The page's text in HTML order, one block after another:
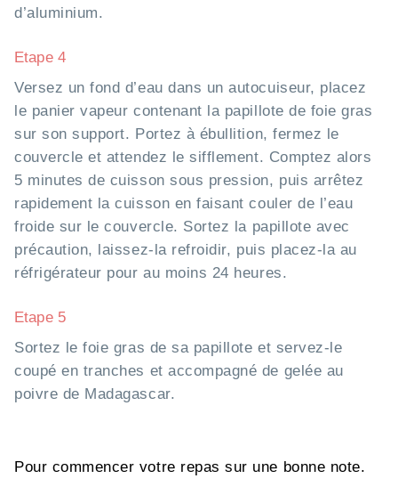
d’aluminium.
Etape 4
Versez un fond d’eau dans un autocuiseur, placez
le panier vapeur contenant la papillote de foie gras
sur son support. Portez à ébullition, fermez le
couvercle et attendez le sifflement. Comptez alors
5 minutes de cuisson sous pression, puis arrêtez
rapidement la cuisson en faisant couler de l’eau
froide sur le couvercle. Sortez la papillote avec
précaution, laissez-la refroidir, puis placez-la au
réfrigérateur pour au moins 24 heures.
Etape 5
Sortez le foie gras de sa papillote et servez-le
coupé en tranches et accompagné de gelée au
poivre de Madagascar.
Pour commencer votre repas sur une bonne note.